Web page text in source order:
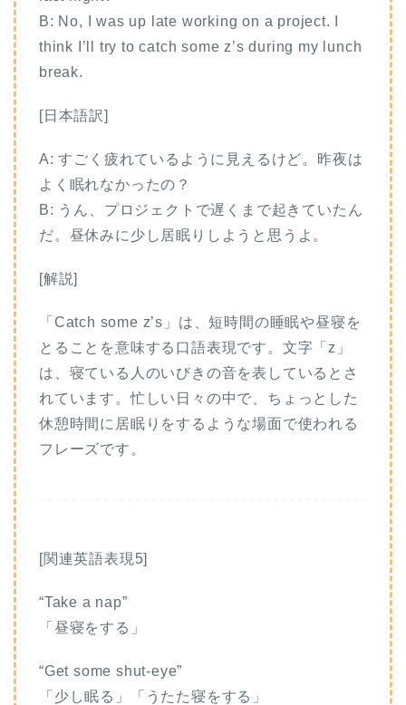
B: No, I was up late working on a project. I
think I’ll try to catch some z’s during my lunch
break.
[日本語訳]
A: すごく疲れているように見えるけど。昨夜は
よく眠れなかったの？
B: うん、プロジェクトで遅くまで起きていたん
だ。昼休みに少し居眠りしようと思うよ。
[解説]
「Catch some z’s」は、短時間の睡眠や昼寝を
とることを意味する口語表現です。文字「z」
は、寝ている人のいびきの音を表しているとさ
れています。忙しい日々の中で、ちょっとした
休憩時間に居眠りをするような場面で使われる
フレーズです。
[関連英語表現5]
“Take a nap”
「昼寝をする」
“Get some shut-eye”
「少し眠る」「うたた寝をする」